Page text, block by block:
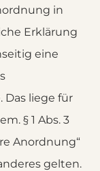
in
Erklärung
eine
Das liege für
§ 1 Abs. 3
Anordnung“
gelten.